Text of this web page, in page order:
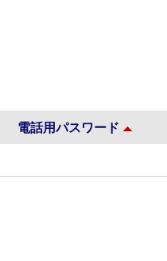
電話用パスワード